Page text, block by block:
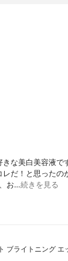
な美白美容液で
だ！と思ったの
お…続きを見る
ブライトニング エ